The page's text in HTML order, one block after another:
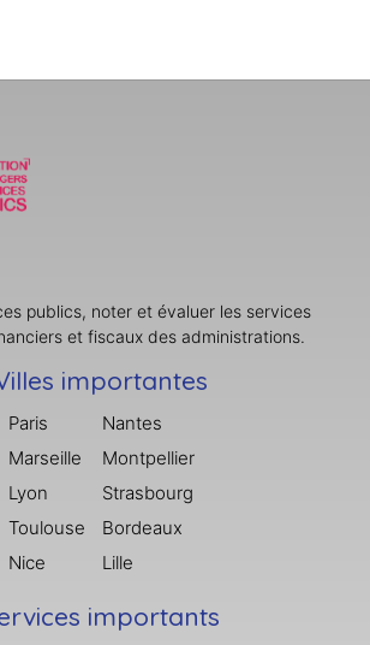
publics, noter et évaluer les services
et fiscaux des administrations.
importantes
Paris
Marseille
Lyon
Toulouse
Nice
Nantes
Montpellier
Strasbourg
Bordeaux
Lille
importants